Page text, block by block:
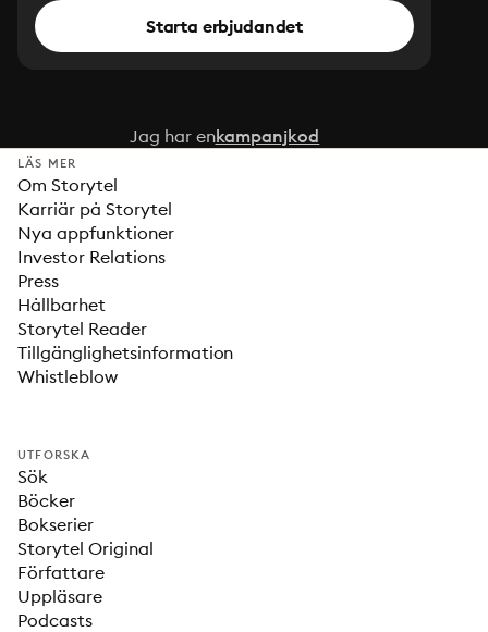
Starta erbjudandet
Jag har enkampanjkod
LÄS MER
Om Storytel
Karriär på Storytel
Nya appfunktioner
Investor Relations
Press
Hållbarhet
Storytel Reader
Tillgänglighetsinformation
Whistleblow
UTFORSKA
Sök
Böcker
Bokserier
Storytel Original
Författare
Uppläsare
Podcasts